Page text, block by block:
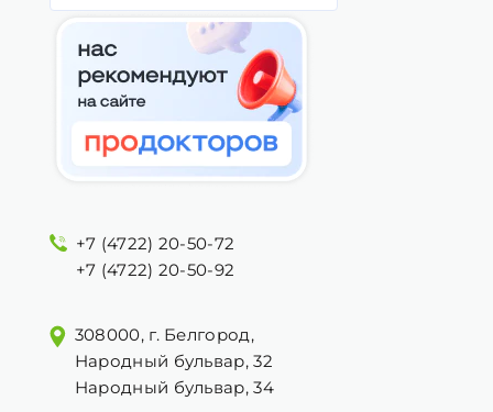
+7 (4722) 20-50-72
+7 (4722) 20-50-92
308000, г. Белгород,
Народный бульвар, 32
Народный бульвар, 34